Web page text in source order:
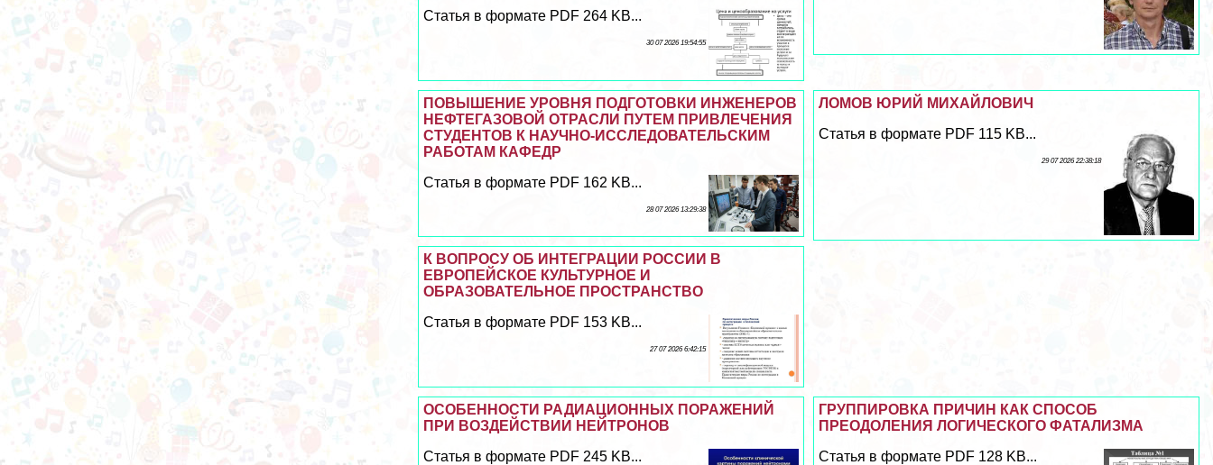
Статья в формате PDF 264 KB...
30 07 2026 19:54:55
ЛОМОВ ЮРИЙ МИХАЙЛОВИЧ
Статья в формате PDF 115 KB...
29 07 2026 22:38:18
ПОВЫШЕНИЕ УРОВНЯ ПОДГОТОВКИ ИНЖЕНЕРОВ
НЕФТЕГАЗОВОЙ ОТРАСЛИ ПУТЕМ ПРИВЛЕЧЕНИЯ
СТУДЕНТОВ К НАУЧНО-ИССЛЕДОВАТЕЛЬСКИМ
РАБОТАМ КАФЕДР
Статья в формате PDF 162 KB...
28 07 2026 13:29:38
К ВОПРОСУ ОБ ИНТЕГРАЦИИ РОССИИ В
ЕВРОПЕЙСКОЕ КУЛЬТУРНОЕ И
ОБРАЗОВАТЕЛЬНОЕ ПРОСТРАНСТВО
Статья в формате PDF 153 KB...
27 07 2026 6:42:15
ГРУППИРОВКА ПРИЧИН КАК СПОСОБ
ПРЕОДОЛЕНИЯ ЛОГИЧЕСКОГО ФАТАЛИЗМА
Статья в формате PDF 128 KB...
ОСОБЕННОСТИ РАДИАЦИОННЫХ ПОРАЖЕНИЙ
ПРИ ВОЗДЕЙСТВИИ НЕЙТРОНОВ
Статья в формате PDF 245 KB...